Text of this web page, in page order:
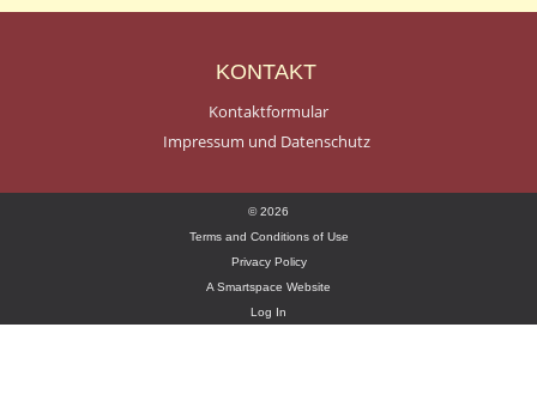
KONTAKT
Kontaktformular
Impressum und Datenschutz
© 2026
Terms and Conditions of Use
Privacy Policy
A Smartspace Website
Log In